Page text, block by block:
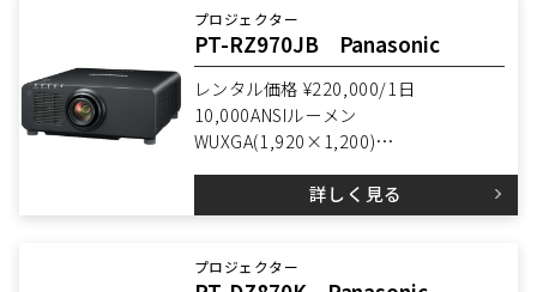
プロジェクター
PT-RZ970JB Panasonic
レンタル価格 ¥220,000/1日
10,000ANSIルーメン
WUXGA(1,920×1,200)
詳しく見る
プロジェクター